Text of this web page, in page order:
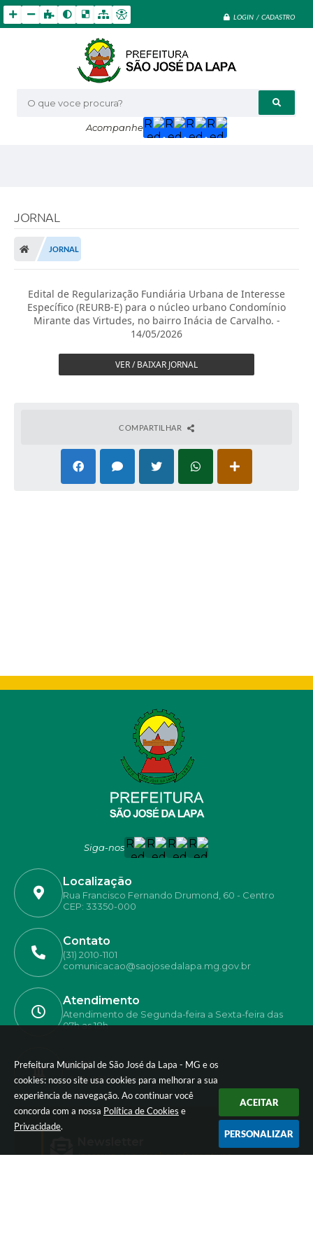
Prefeitura Municipal de São José da Lapa - MG e os
cookies: nosso site usa cookies para melhorar a sua
experiência de navegação. Ao continuar você
concorda com a nossa Política de Cookies e
Privacidade.
ACEITAR
PERSONALIZAR
LOGIN / CADASTRO
O que voce procura?
Acompanhe
JORNAL
JORNAL
Edital de Regularização Fundiária Urbana de Interesse
Específico (REURB-E) para o núcleo urbano Condomínio
Mirante das Virtudes, no bairro Inácia de Carvalho. -
14/05/2026
VER / BAIXAR JORNAL
COMPARTILHAR
Siga-nos
Localização
Rua Francisco Fernando Drumond, 60 - Centro
CEP: 33350-000
Contato
(31) 2010-1101
comunicacao@saojosedalapa.mg.gov.br
Atendimento
Atendimento de Segunda-feira a Sexta-feira das
07h as 18h
CNPJ
42.774.281/0001-80
Inscreva-se e receba informativos